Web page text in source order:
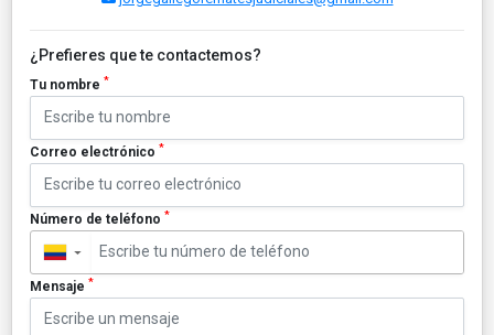
¿Prefieres que te contactemos?
Tu nombre *
Correo electrónico *
Número de teléfono *
▼
Mensaje *